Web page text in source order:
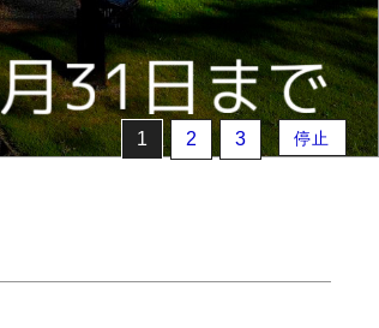
1 2 3 停止